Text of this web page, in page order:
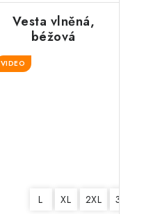
Vesta vlněná,
béžová
VIDEO
L XL 2XL 3XL